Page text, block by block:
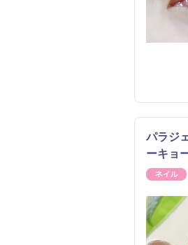
パラジ
ーキョ